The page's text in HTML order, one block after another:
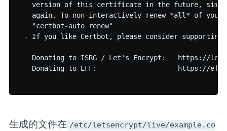
version of this certificate in the future,
again. To non-interactively renew *all* of your
   "certbot-auto renew"
- If you like Certbot, please consider supporting
Donating to ISRG / Let's Encrypt:   https://
Donating to EFF:                    https://
生成的文件在 /etc/letsencrypt/live/example.co